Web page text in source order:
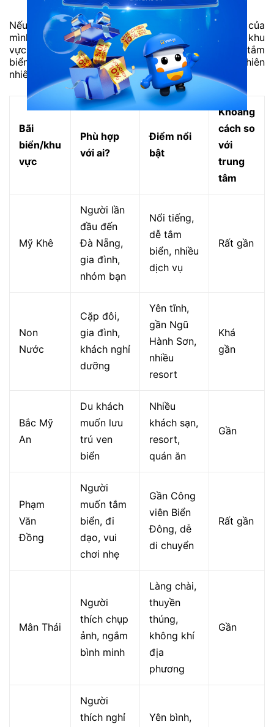
Nếu chưa biết nên chọn bãi biển nào cho lịch trình của
mình, bạn có thể tham khảo bảng dưới đây. Mỗi khu
vực sẽ phù hợp với một nhu cầu khác nhau, từ tắm
biển, nghỉ dưỡng đến check-in hoặc khám phá thiên
nhiên.
Bãi
biển/khu
vực
Phù hợp
với ai?
Điểm nổi
bật
Khoảng
cách so
với
trung
tâm
Mỹ Khê
Người lần
đầu đến
Đà Nẵng,
gia đình,
nhóm bạn
Nổi tiếng,
dễ tắm
biển, nhiều
dịch vụ
Rất gần
Non
Nước
Cặp đôi,
gia đình,
khách nghỉ
dưỡng
Yên tĩnh,
gần Ngũ
Hành Sơn,
nhiều
resort
Khá
gần
Bắc Mỹ
An
Du khách
muốn lưu
trú ven
biển
Nhiều
khách sạn,
resort,
quán ăn
Gần
Phạm
Văn
Đồng
Người
muốn tắm
biển, đi
dạo, vui
chơi nhẹ
Gần Công
viên Biển
Đông, dễ
di chuyển
Rất gần
Mân Thái
Người
thích chụp
ảnh, ngắm
bình minh
Làng chài,
thuyền
thúng,
không khí
địa
phương
Gần
Người
thích nghỉ
Yên bình,